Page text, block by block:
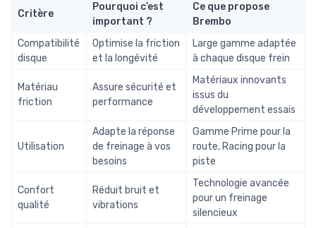
Critère
Pourquoi c’est
important ?
Ce que propose
Brembo
Compatibilité
disque
Optimise la friction
et la longévité
Large gamme adaptée
à chaque disque frein
Matériau
friction
Assure sécurité et
performance
Matériaux innovants
issus du
développement essais
Utilisation
Adapte la réponse
de freinage à vos
besoins
Gamme Prime pour la
route, Racing pour la
piste
Confort
qualité
Réduit bruit et
vibrations
Technologie avancée
pour un freinage
silencieux